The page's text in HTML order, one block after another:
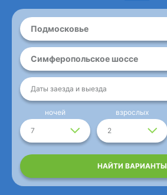
Подмосковье
Симферопольское шоссе
Даты заезда и выезда
7
ночей
2
взрослых
НАЙТИ ВАРИАНТЫ